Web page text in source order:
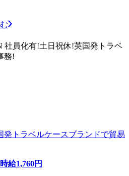
社員化有!土日祝休!英国発トラベ
務!
発トラベルケースブランドで貿易
時給1,760円